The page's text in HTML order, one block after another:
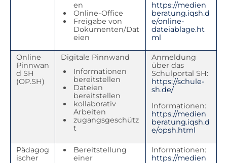
en
Online-Office
Freigabe von
Dokumenten/Dat
eien
https://medien
beratung.iqsh.d
e/online-
dateiablage.ht
ml
Online
Pinnwan
d SH
(OP.SH)
Digitale Pinnwand
Informationen
bereitstellen
Dateien
bereitstellen
kollaborativ
Arbeiten
zugangsgeschütz
t
Anmeldung
über das
Schulportal SH:
https://schule-
sh.de/
Informationen:
https://medien
beratung.iqsh.d
e/opsh.html
Pädagog
ischer
Bereitstellung
einer
Informationen:
https://medien